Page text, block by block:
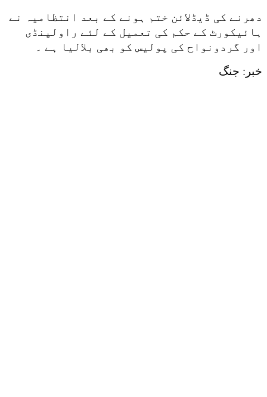
دھرنے کی ڈیڈلائن ختم ہونے کے بعد انتظامیہ نے
ہائیکورٹ کے حکم کی تعمیل کے لئے راولپنڈی
اور گردونواح کی پولیس کو بھی بلالیا ہے ۔
خبر: جنگ